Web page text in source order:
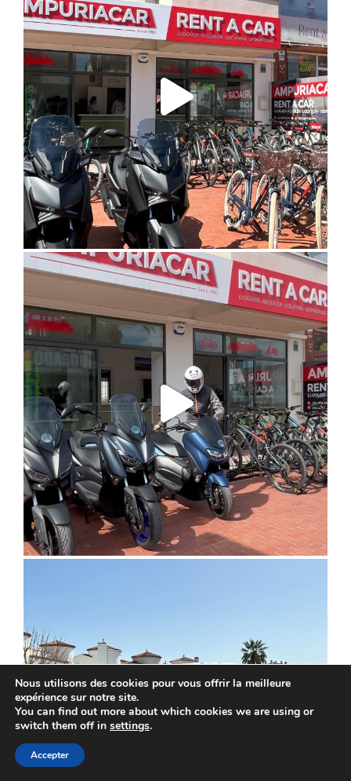
Nous utilisons des cookies pour vous offrir la meilleure
expérience sur notre site.
You can find out more about which cookies we are using or
switch them off in settings.
Accepter